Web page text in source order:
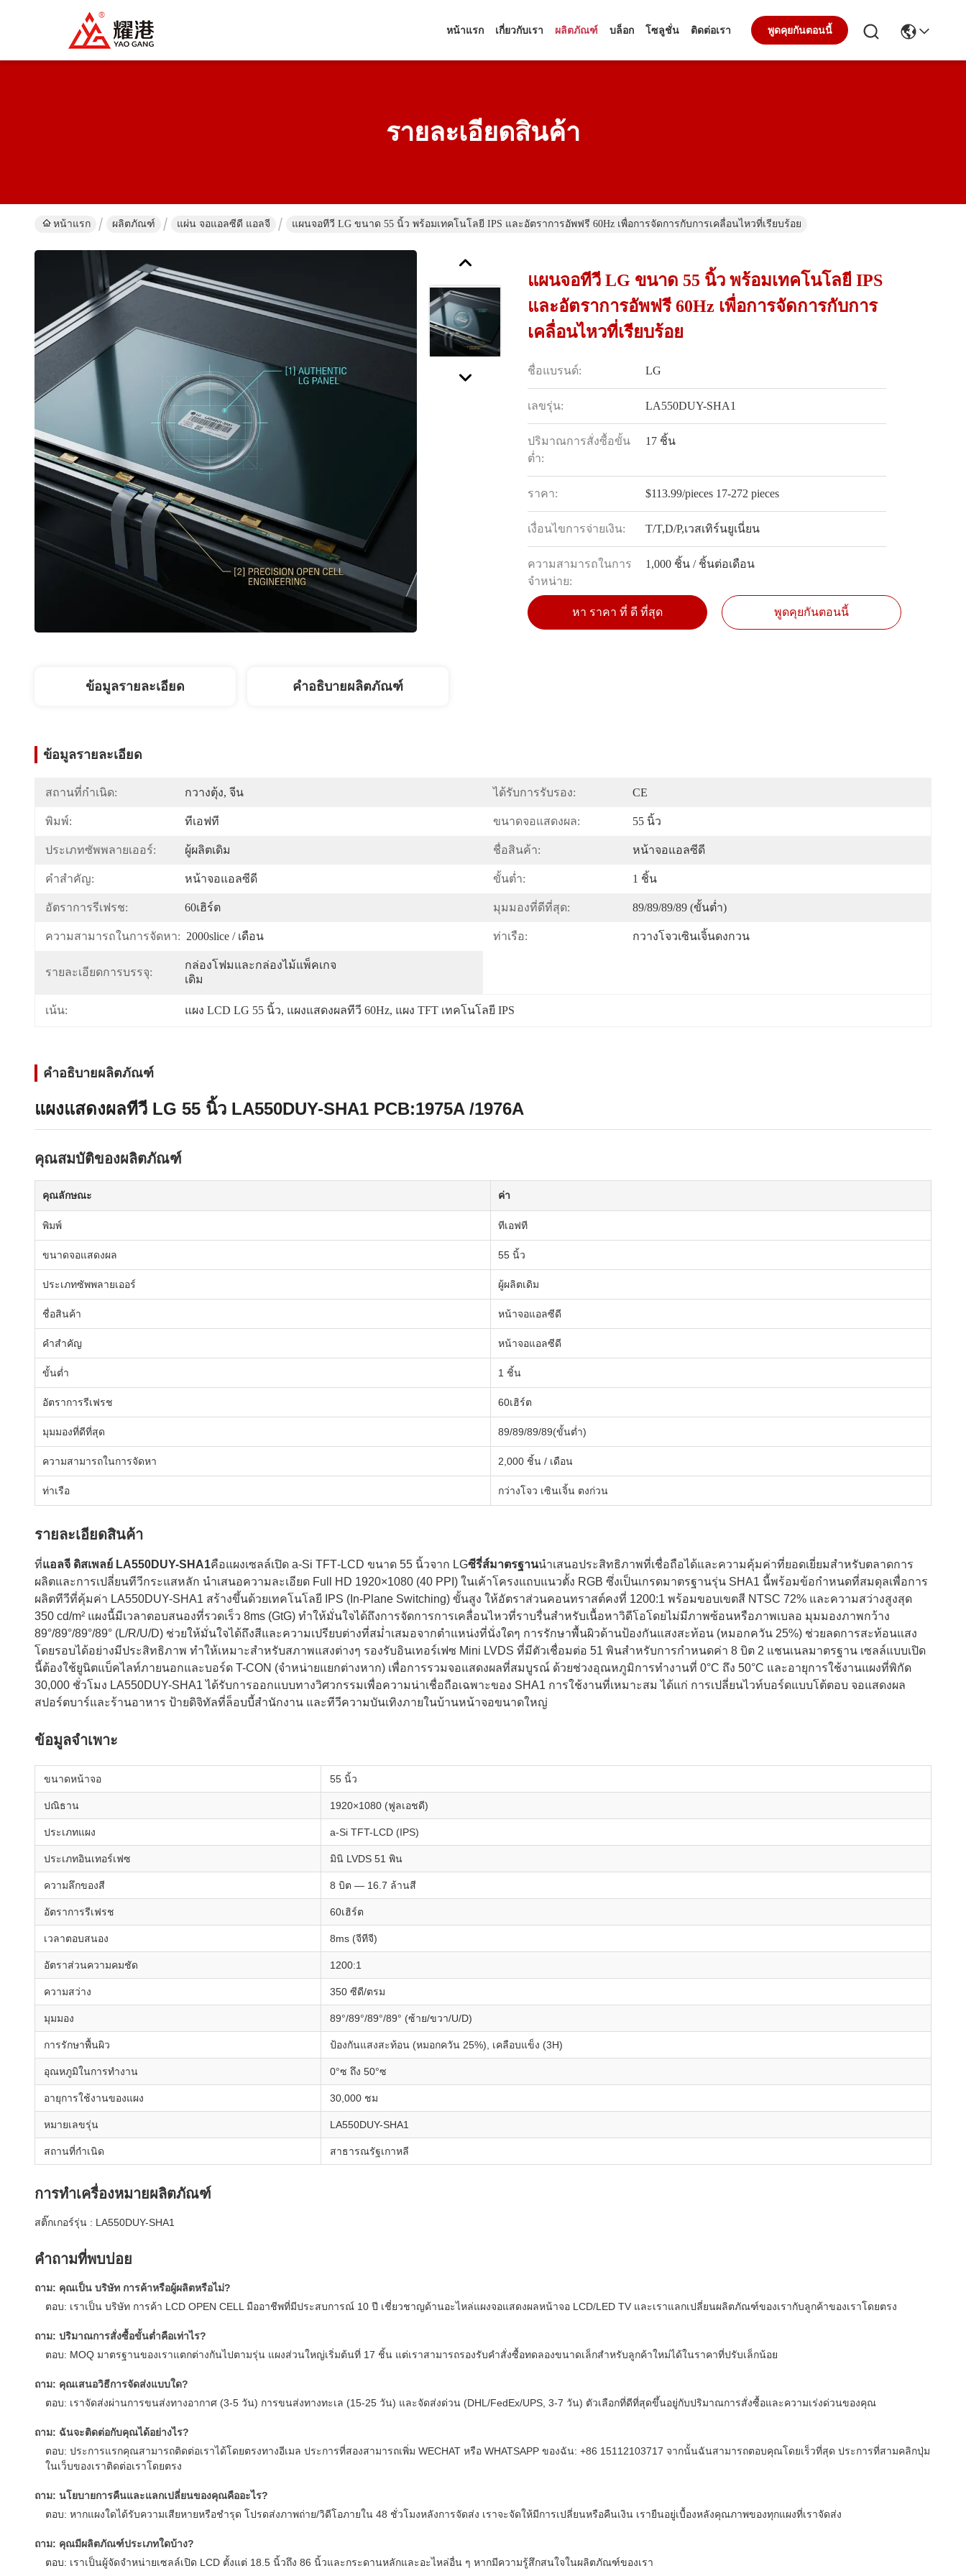
หน้าแรก เกี่ยวกับเรา ผลิตภัณฑ์ บล็อก โซลูชั่น ติดต่อเรา พูดคุยกันตอนนี้
รายละเอียดสินค้า
หน้าแรก ผลิตภัณฑ์ แผ่น จอแอลซีดี แอลจี แผนจอทีวี LG ขนาด 55 นิ้ว พร้อมเทคโนโลยี IPS และอัตราการอัพฟรี 60Hz เพื่อการจัดการกับการเคลื่อนไหวที่เรียบร้อย
แผนจอทีวี LG ขนาด 55 นิ้ว พร้อมเทคโนโลยี IPS
และอัตราการอัพฟรี 60Hz เพื่อการจัดการกับการ
เคลื่อนไหวที่เรียบร้อย
ชื่อแบรนด์: LG
เลขรุ่น: LA550DUY-SHA1
ปริมาณการสั่งซื้อขั้น
ต่ำ:
17 ชิ้น
ราคา: $113.99/pieces 17-272 pieces
เงื่อนไขการจ่ายเงิน: T/T,D/P,เวสเทิร์นยูเนี่ยน
ความสามารถในการ
จําหน่าย:
1,000 ชิ้น / ชิ้นต่อเดือน
หา ราคา ที่ ดี ที่สุด พูดคุยกันตอนนี้
ข้อมูลรายละเอียด คำอธิบายผลิตภัณฑ์
ข้อมูลรายละเอียด
สถานที่กำเนิด: กวางตุ้ง, จีน ได้รับการรับรอง: CE
พิมพ์: ทีเอฟที ขนาดจอแสดงผล: 55 นิ้ว
ประเภทซัพพลายเออร์: ผู้ผลิตเดิม ชื่อสินค้า: หน้าจอแอลซีดี
คำสำคัญ: หน้าจอแอลซีดี ขั้นต่ำ: 1 ชิ้น
อัตราการรีเฟรช: 60เฮิร์ต มุมมองที่ดีที่สุด: 89/89/89/89 (ขั้นต่ำ)
ความสามารถในการจัดหา: 2000slice / เดือน ท่าเรือ: กวางโจวเซินเจิ้นดงกวน
รายละเอียดการบรรจุ:
กล่องโฟมและกล่องไม้แพ็คเกจ
เดิม
เน้น: แผง LCD LG 55 นิ้ว, แผงแสดงผลทีวี 60Hz, แผง TFT เทคโนโลยี IPS
คำอธิบายผลิตภัณฑ์
แผงแสดงผลทีวี LG 55 นิ้ว LA550DUY-SHA1 PCB:1975A /1976A
คุณสมบัติของผลิตภัณฑ์
คุณลักษณะ ค่า
พิมพ์ ทีเอฟที
ขนาดจอแสดงผล 55 นิ้ว
ประเภทซัพพลายเออร์ ผู้ผลิตเดิม
ชื่อสินค้า หน้าจอแอลซีดี
คำสำคัญ หน้าจอแอลซีดี
ขั้นต่ำ 1 ชิ้น
อัตราการรีเฟรช 60เฮิร์ต
มุมมองที่ดีที่สุด 89/89/89/89(ขั้นต่ำ)
ความสามารถในการจัดหา 2,000 ชิ้น / เดือน
ท่าเรือ กว่างโจว เซินเจิ้น ตงก่วน
รายละเอียดสินค้า
ที่แอลจี ดิสเพลย์ LA550DUY-SHA1คือแผงเซลล์เปิด a‑Si TFT‑LCD ขนาด 55 นิ้วจาก LGซีรี่ส์มาตรฐานนำเสนอประสิทธิภาพที่เชื่อถือได้และความคุ้มค่าที่ยอดเยี่ยมสำหรับตลาดการ
ผลิตและการเปลี่ยนทีวีกระแสหลัก นำเสนอความละเอียด Full HD 1920×1080 (40 PPI) ในเค้าโครงแถบแนวตั้ง RGB ซึ่งเป็นเกรดมาตรฐานรุ่น SHA1 นี้พร้อมข้อกำหนดที่สมดุลเพื่อการ
ผลิตทีวีที่คุ้มค่า LA550DUY-SHA1 สร้างขึ้นด้วยเทคโนโลยี IPS (In-Plane Switching) ขั้นสูง ให้อัตราส่วนคอนทราสต์คงที่ 1200:1 พร้อมขอบเขตสี NTSC 72% และความสว่างสูงสุด
350 cd/m² แผงนี้มีเวลาตอบสนองที่รวดเร็ว 8ms (GtG) ทำให้มั่นใจได้ถึงการจัดการการเคลื่อนไหวที่ราบรื่นสำหรับเนื้อหาวิดีโอโดยไม่มีภาพซ้อนหรือภาพเบลอ มุมมองภาพกว้าง
89°/89°/89°/89° (L/R/U/D) ช่วยให้มั่นใจได้ถึงสีและความเปรียบต่างที่สม่ำเสมอจากตำแหน่งที่นั่งใดๆ การรักษาพื้นผิวด้านป้องกันแสงสะท้อน (หมอกควัน 25%) ช่วยลดการสะท้อนแสง
โดยรอบได้อย่างมีประสิทธิภาพ ทำให้เหมาะสำหรับสภาพแสงต่างๆ รองรับอินเทอร์เฟซ Mini LVDS ที่มีตัวเชื่อมต่อ 51 พินสำหรับการกำหนดค่า 8 บิต 2 แชนเนลมาตรฐาน เซลล์แบบเปิด
นี้ต้องใช้ยูนิตแบ็คไลท์ภายนอกและบอร์ด T-CON (จำหน่ายแยกต่างหาก) เพื่อการรวมจอแสดงผลที่สมบูรณ์ ด้วยช่วงอุณหภูมิการทำงานที่ 0°C ถึง 50°C และอายุการใช้งานแผงที่พิกัด
30,000 ชั่วโมง LA550DUY-SHA1 ได้รับการออกแบบทางวิศวกรรมเพื่อความน่าเชื่อถือเฉพาะของ SHA1 การใช้งานที่เหมาะสม ได้แก่ การเปลี่ยนไวท์บอร์ดแบบโต้ตอบ จอแสดงผล
สปอร์ตบาร์และร้านอาหาร ป้ายดิจิทัลที่ล็อบบี้สำนักงาน และทีวีความบันเทิงภายในบ้านหน้าจอขนาดใหญ่
ข้อมูลจำเพาะ
ขนาดหน้าจอ 55 นิ้ว
ปณิธาน 1920×1080 (ฟูลเอชดี)
ประเภทแผง a-Si TFT-LCD (IPS)
ประเภทอินเทอร์เฟซ มินิ LVDS 51 พิน
ความลึกของสี 8 บิต — 16.7 ล้านสี
อัตราการรีเฟรช 60เฮิร์ต
เวลาตอบสนอง 8ms (จีทีจี)
อัตราส่วนความคมชัด 1200:1
ความสว่าง 350 ซีดี/ตรม
มุมมอง 89°/89°/89°/89° (ซ้าย/ขวา/U/D)
การรักษาพื้นผิว ป้องกันแสงสะท้อน (หมอกควัน 25%), เคลือบแข็ง (3H)
อุณหภูมิในการทำงาน 0°ซ ถึง 50°ซ
อายุการใช้งานของแผง 30,000 ชม
หมายเลขรุ่น LA550DUY-SHA1
สถานที่กำเนิด สาธารณรัฐเกาหลี
การทำเครื่องหมายผลิตภัณฑ์
สติ๊กเกอร์รุ่น : LA550DUY-SHA1
คำถามที่พบบ่อย
ถาม: คุณเป็น บริษัท การค้าหรือผู้ผลิตหรือไม่?
ตอบ: เราเป็น บริษัท การค้า LCD OPEN CELL มืออาชีพที่มีประสบการณ์ 10 ปี เชี่ยวชาญด้านอะไหล่แผงจอแสดงผลหน้าจอ LCD/LED TV และเราแลกเปลี่ยนผลิตภัณฑ์ของเรากับลูกค้าของเราโดยตรง
ถาม: ปริมาณการสั่งซื้อขั้นต่ำคือเท่าไร?
ตอบ: MOQ มาตรฐานของเราแตกต่างกันไปตามรุ่น แผงส่วนใหญ่เริ่มต้นที่ 17 ชิ้น แต่เราสามารถรองรับคำสั่งซื้อทดลองขนาดเล็กสำหรับลูกค้าใหม่ได้ในราคาที่ปรับเล็กน้อย
ถาม: คุณเสนอวิธีการจัดส่งแบบใด?
ตอบ: เราจัดส่งผ่านการขนส่งทางอากาศ (3-5 วัน) การขนส่งทางทะเล (15-25 วัน) และจัดส่งด่วน (DHL/FedEx/UPS, 3-7 วัน) ตัวเลือกที่ดีที่สุดขึ้นอยู่กับปริมาณการสั่งซื้อและความเร่งด่วนของคุณ
ถาม: ฉันจะติดต่อกับคุณได้อย่างไร?
ตอบ: ประการแรกคุณสามารถติดต่อเราได้โดยตรงทางอีเมล ประการที่สองสามารถเพิ่ม WECHAT หรือ WHATSAPP ของฉัน: +86 15112103717 จากนั้นฉันสามารถตอบคุณโดยเร็วที่สุด ประการที่สามคลิกปุ่ม
ในเว็บของเราติดต่อเราโดยตรง
ถาม: นโยบายการคืนและแลกเปลี่ยนของคุณคืออะไร?
ตอบ: หากแผงใดได้รับความเสียหายหรือชำรุด โปรดส่งภาพถ่าย/วิดีโอภายใน 48 ชั่วโมงหลังการจัดส่ง เราจะจัดให้มีการเปลี่ยนหรือคืนเงิน เรายืนอยู่เบื้องหลังคุณภาพของทุกแผงที่เราจัดส่ง
ถาม: คุณมีผลิตภัณฑ์ประเภทใดบ้าง?
ตอบ: เราเป็นผู้จัดจำหน่ายเซลล์เปิด LCD ตั้งแต่ 18.5 นิ้วถึง 86 นิ้วและกระดานหลักและอะไหล่อื่น ๆ หากมีความรู้สึกสนใจในผลิตภัณฑ์ของเรา